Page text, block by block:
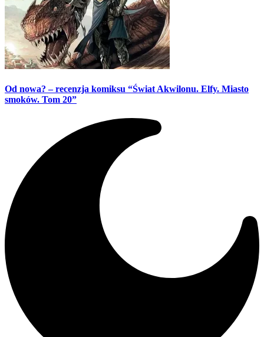
Od nowa? – recenzja komiksu “Świat Akwilonu. Elfy. Miasto
smoków. Tom 20”